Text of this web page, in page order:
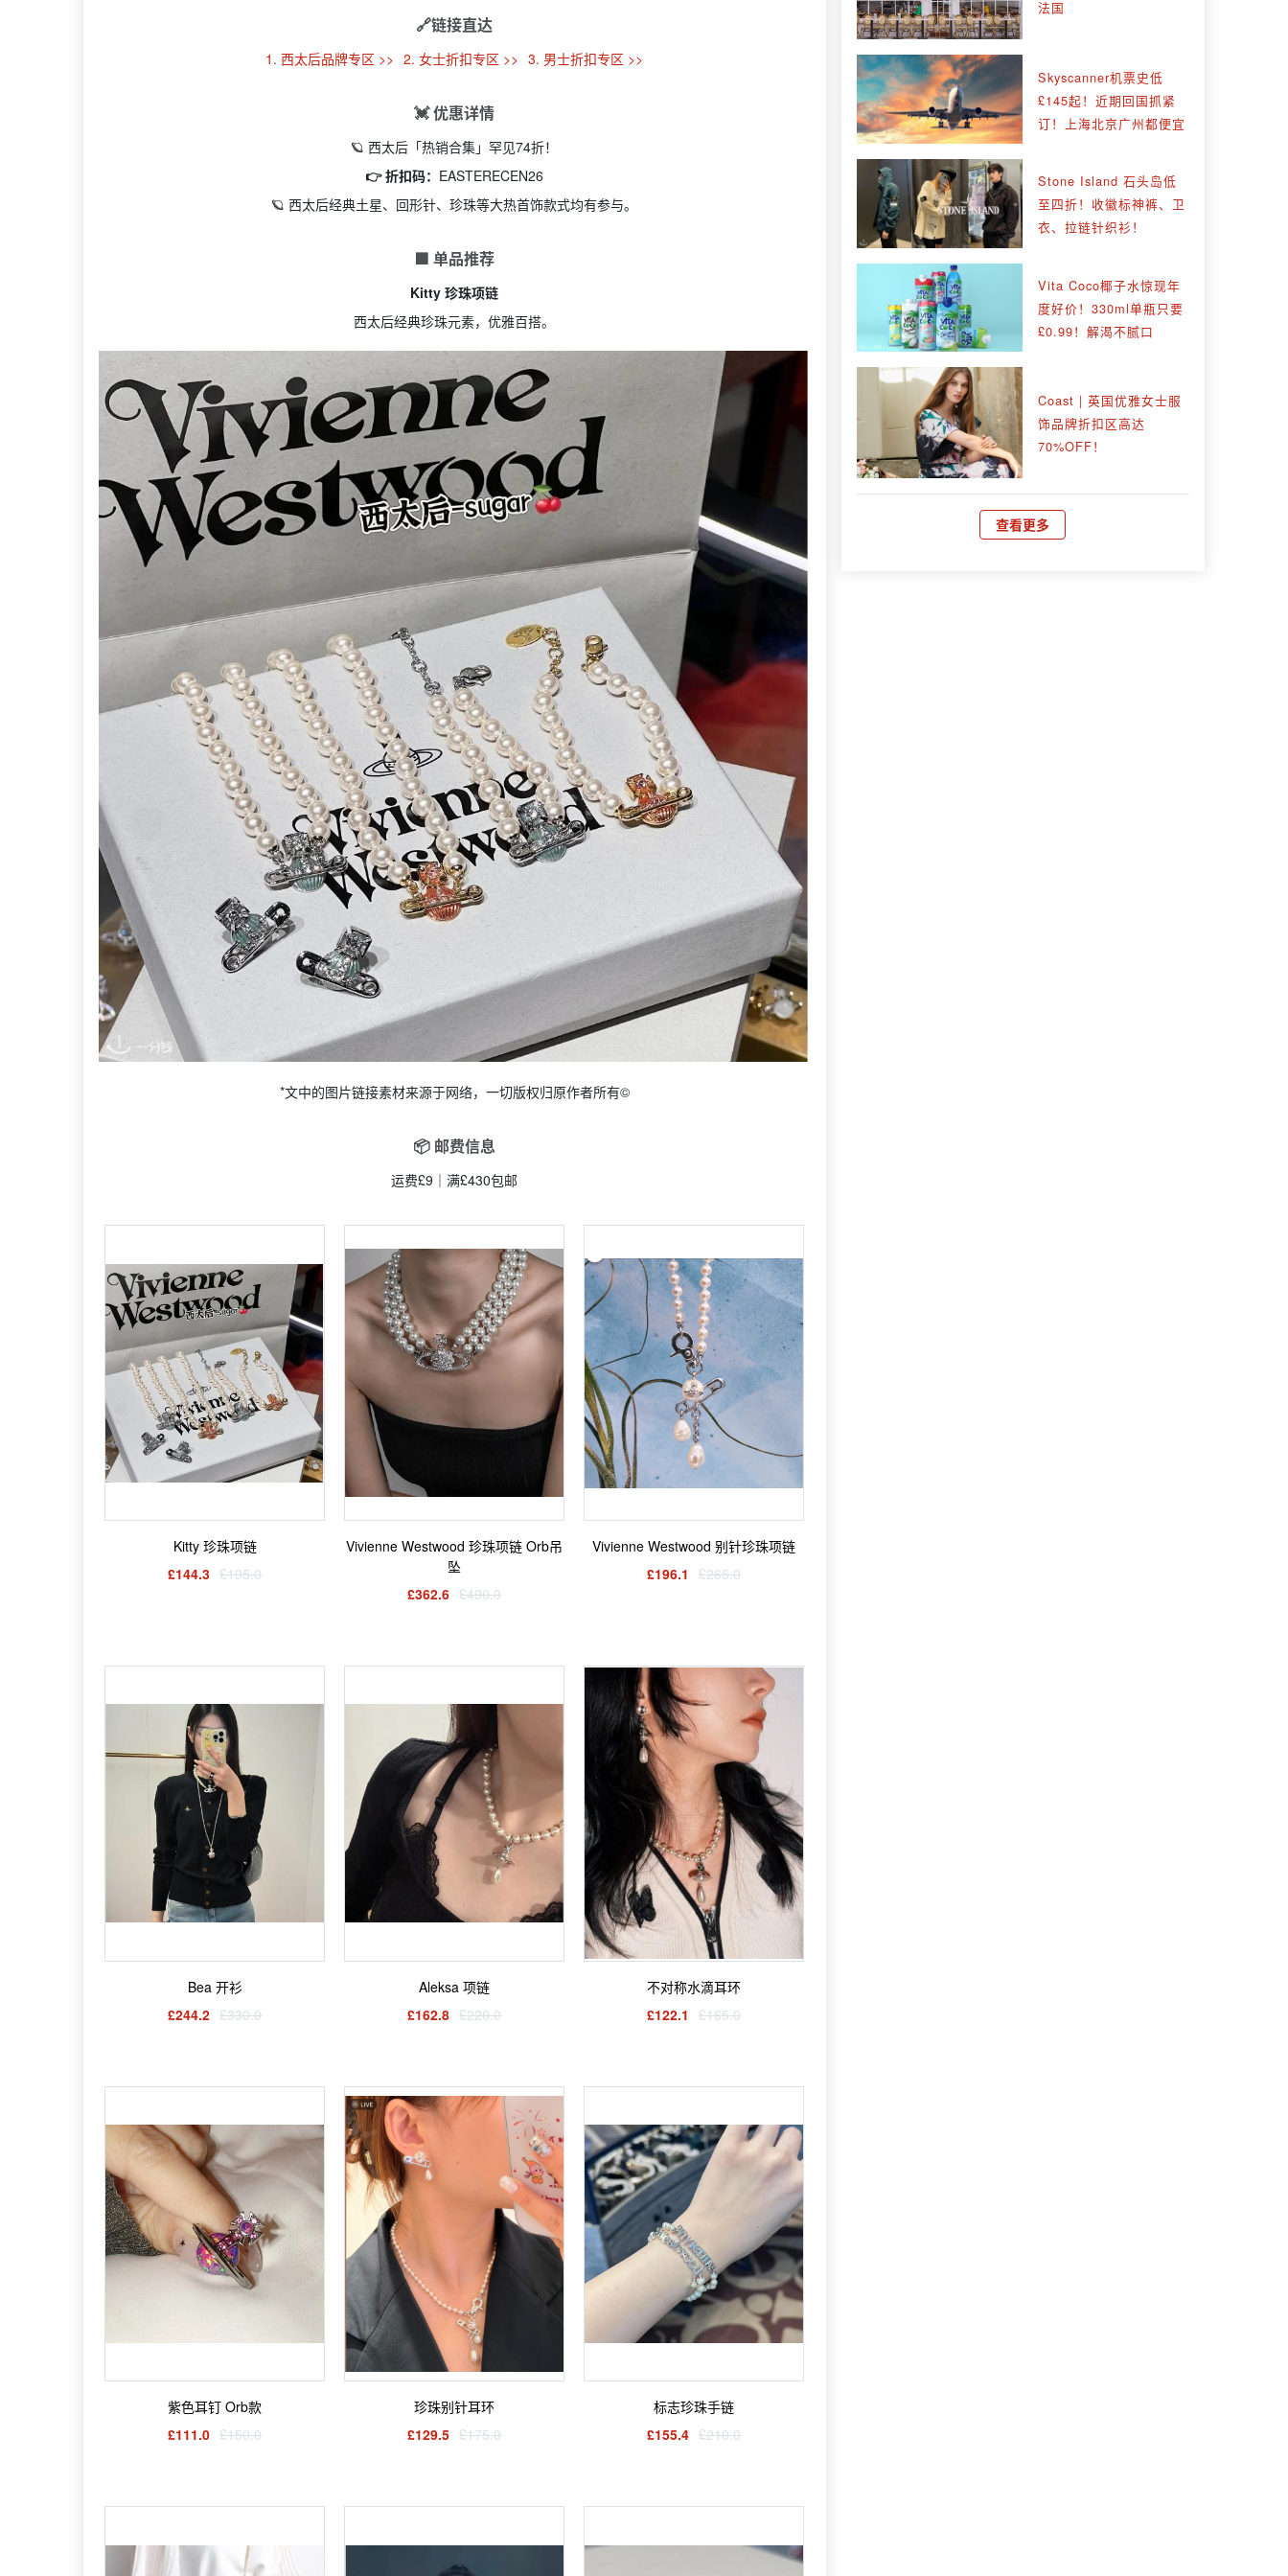
🔗链接直达
1. 西太后品牌专区 >> 2. 女士折扣专区 >> 3. 男士折扣专区 >>
💓 优惠详情
🪐 西太后「热销合集」罕见74折！
👉 折扣码： EASTERECEN26
🪐 西太后经典土星、回形针、珍珠等大热首饰款式均有参与。
🟩 单品推荐
Kitty 珍珠项链
西太后经典珍珠元素，优雅百搭。
*文中的图片链接素材来源于网络，一切版权归原作者所有©
📦 邮费信息
运费£9｜满£430包邮
Kitty 珍珠项链
£144.3 £195.0
Vivienne Westwood 珍珠项链 Orb吊
坠
£362.6 £490.0
Vivienne Westwood 别针珍珠项链
£196.1
£265.0
Bea 开衫
£244.2 £330.0
Aleksa 项链
£162.8 £220.0
不对称水滴耳环
£122.1
£165.0
紫色耳钉 Orb款
£111.0 £150.0
珍珠别针耳环
£129.5 £175.0
标志珍珠手链
£155.4 £210.0
法国
Skyscanner机票史低
£145起！近期回国抓紧
订！上海北京广州都便宜
Stone Island 石头岛低
至四折！收徽标神裤、卫
衣、拉链针织衫！
Vita Coco椰子水惊现年
度好价！330ml单瓶只要
£0.99！解渴不腻口
Coast | 英国优雅女士服
饰品牌折扣区高达
70%OFF！
查看更多